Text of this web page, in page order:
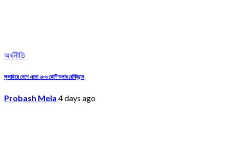
অর্থনীতি
জুলাইয়ে দেশে এলো ২৮৬ কোটি ডলার রেমিট্যান্স
Probash Mela 4 days ago